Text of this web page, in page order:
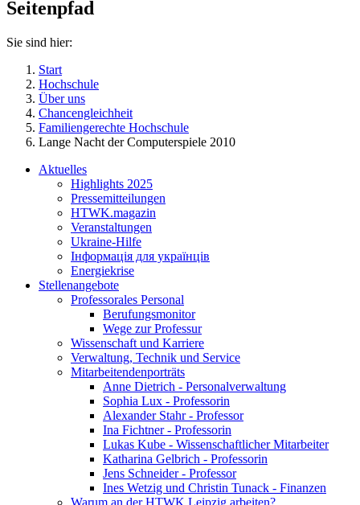
Seitenpfad
Sie sind hier:
Start
Hochschule
Über uns
Chancengleichheit
Familiengerechte Hochschule
Lange Nacht der Computerspiele 2010
Aktuelles
Highlights 2025
Pressemitteilungen
HTWK.magazin
Veranstaltungen
Ukraine-Hilfe
Інформація для українців
Energiekrise
Stellenangebote
Professorales Personal
Berufungsmonitor
Wege zur Professur
Wissenschaft und Karriere
Verwaltung, Technik und Service
Mitarbeitendenporträts
Anne Dietrich - Personalverwaltung
Sophia Lux - Professorin
Alexander Stahr - Professor
Ina Fichtner - Professorin
Lukas Kube - Wissenschaftlicher Mitarbeiter
Katharina Gelbrich - Professorin
Jens Schneider - Professor
Ines Wetzig und Christin Tunack - Finanzen
Warum an der HTWK Leipzig arbeiten?